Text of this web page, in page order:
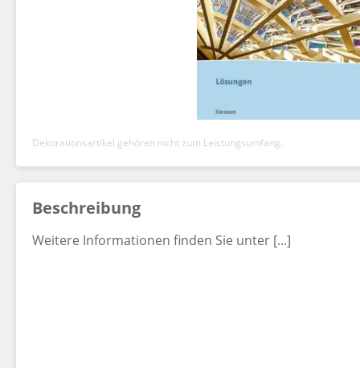
Dekorationsartikel gehören nicht zum Leistungsumfang.
Beschreibung
Weitere Informationen finden Sie unter [...]